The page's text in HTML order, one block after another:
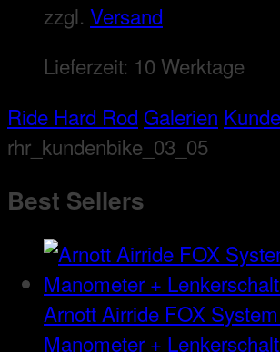
zzgl. Versand
Lieferzeit: 10 Werktage
Ride Hard Rod Galerien
rhr_kundenbike_03_05
Best Sellers
Arnott Airride FOX
Manometer +